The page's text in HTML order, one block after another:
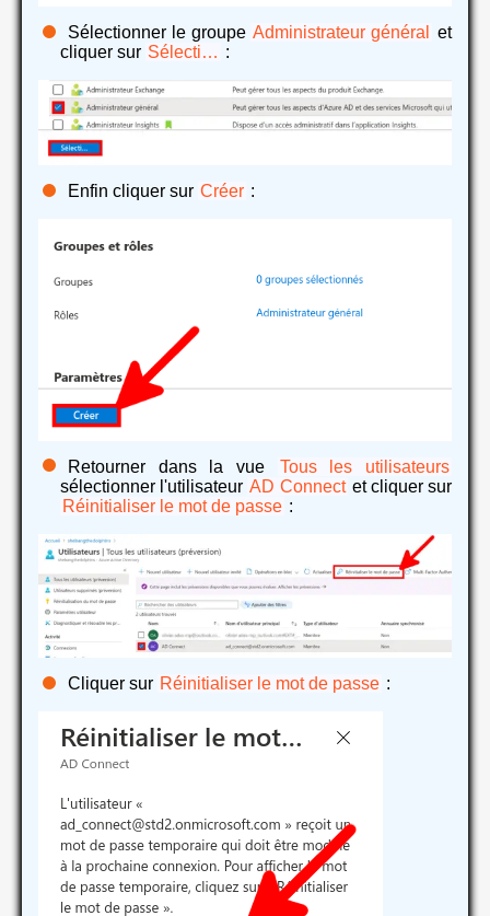
Sélectionner le groupe Administrateur général
et
cliquer sur Sélecti… :
Enfin cliquer sur Créer :
Retourner dans la vue
Tous les utilisateurs
sélectionner l'utilisateur AD Connect et cliquer sur
Réinitialiser le mot de passe :
Cliquer sur Réinitialiser le mot de passe :